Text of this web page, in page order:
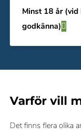
Minst 18 år
godkänna)
Varför vill
Det finns flera olika